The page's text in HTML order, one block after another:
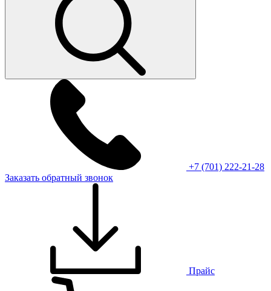
+7 (701) 222-21-28
Заказать обратный звонок
Прайс